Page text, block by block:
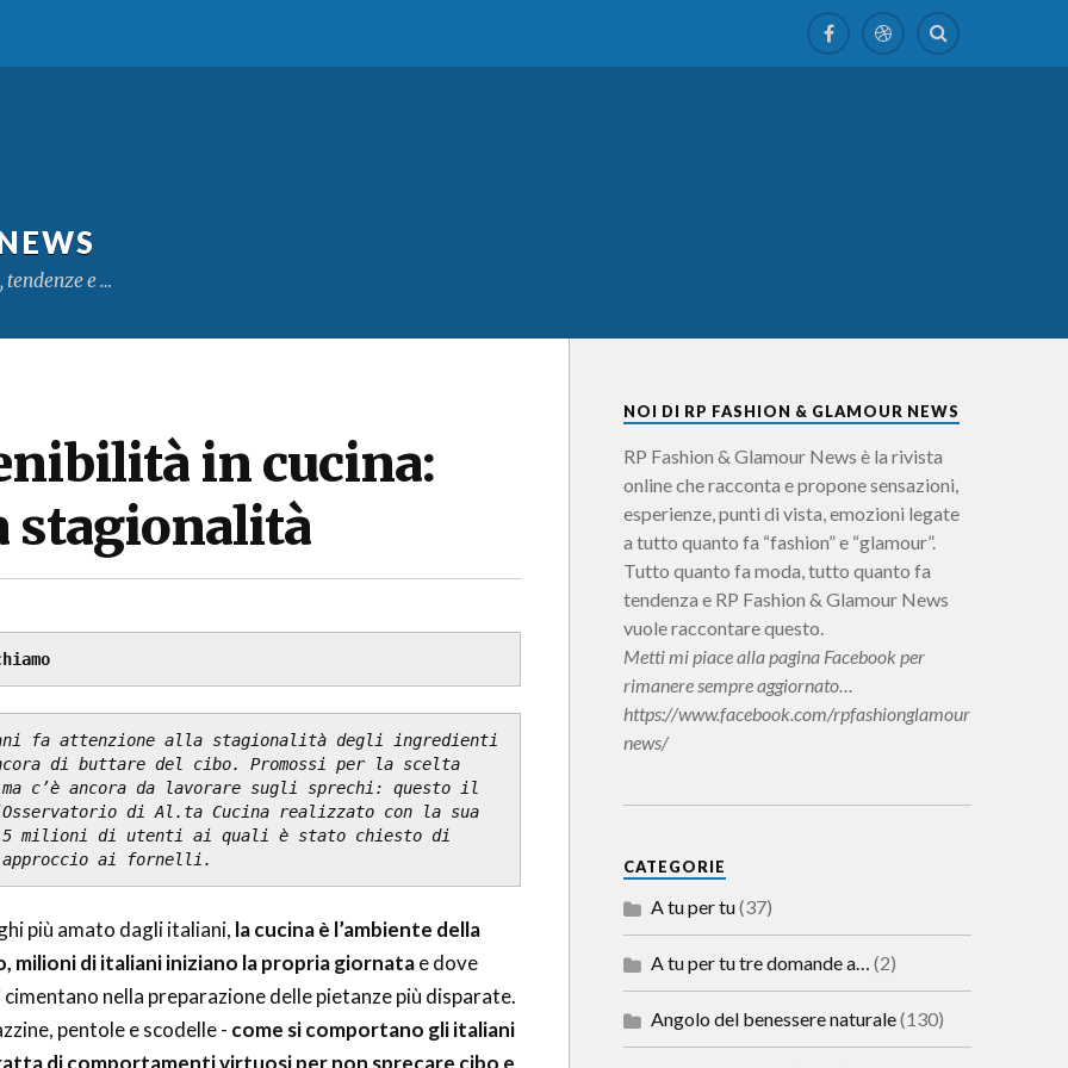
e …
in cucina:
stagionalità
fa attenzione alla stagionalità degli ingredienti
di buttare del cibo. Promossi per la scelta
c’è ancora da lavorare sugli sprechi: questo il
di Al.ta Cucina realizzato con la sua
5 milioni di utenti ai quali è stato chiesto di
ai fornelli.
più amato dagli italiani, la cucina è l’ambiente della
milioni di italiani iniziano la propria giornatae dove
nella preparazione delle pietanze più disparate.
pentole e scodelle - come si comportano gli italiani
di comportamenti virtuosi per non sprecare cibo e
NOI DI RP FASHION & GLAMOUR NEWS
RP Fashion & Glamour News è la rivista
online che racconta e propone sensazioni,
esperienze, punti di vista, emozioni legate
a tutto quanto fa “fashion” e “glamour”.
Tutto quanto fa moda, tutto quanto fa
tendenza e RP Fashion & Glamour News
vuole raccontare questo.
Metti mi piace alla pagina Facebook per
rimanere sempre aggiornato…
https://www.facebook.com/rpfashionglamour
news/
CATEGORIE
A tu per tu(37)
A tu per tu tre domande a… (2)
Angolo del benessere naturale(130)